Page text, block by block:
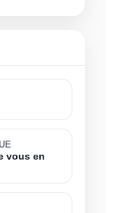
vous en